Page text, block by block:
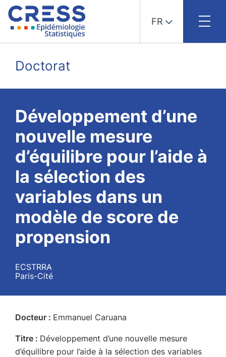
content
FR
Doctorat
Développement d’une
nouvelle mesure
d’équilibre pour l’aide à
la sélection des
variables dans un
modèle de score de
propension
ECSTRRA
Paris-Cité
Docteur : Emmanuel Caruana
Titre : Développement d’une nouvelle mesure
d’équilibre pour l’aide à la sélection des variables